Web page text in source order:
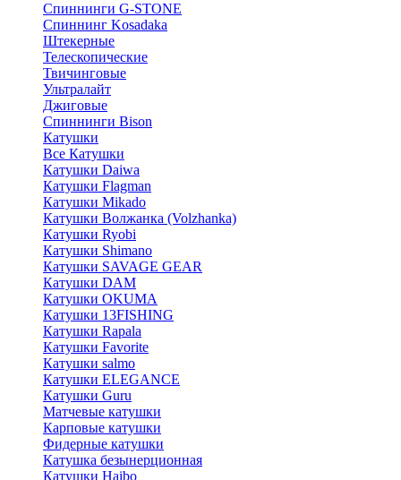
Спиннинги G-STONE
Спиннинг Kosadaka
Штекерные
Телескопические
Твичинговые
Ультралайт
Джиговые
Спиннинги Bison
Катушки
Все Катушки
Катушки Daiwa
Катушки Flagman
Катушки Mikado
Катушки Волжанка (Volzhanka)
Катушки Ryobi
Катушки Shimano
Катушки SAVAGE GEAR
Катушки DAM
Катушки OKUMA
Катушки 13FISHING
Катушки Rapala
Катушки Favorite
Катушки salmo
Катушки ELEGANCE
Катушки Guru
Матчевые катушки
Карповые катушки
Фидерные катушки
Катушка безынерционная
Катушки Haibo